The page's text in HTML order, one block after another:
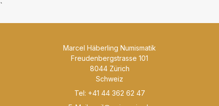
`
Marcel Häberling Numismatik
Freudenbergstrasse 101
8044 Zürich
Schweiz
Tel: +41 44 362 62 47